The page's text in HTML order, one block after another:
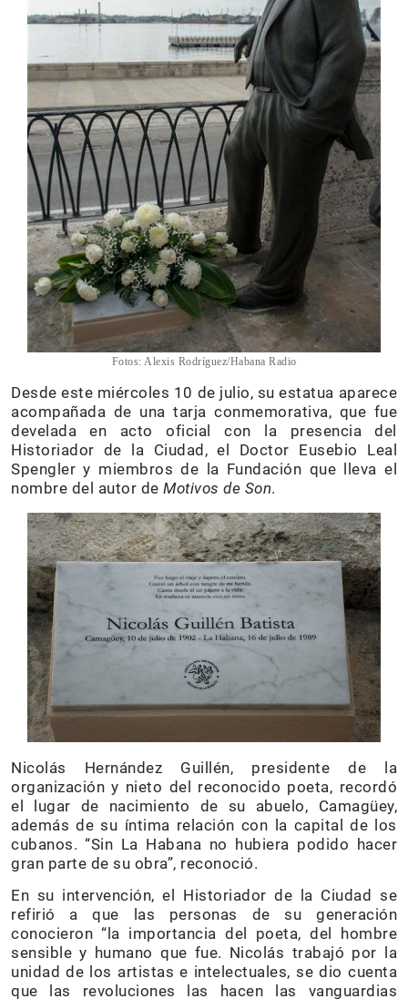
Fotos: Alexis Rodríguez/Habana Radio
Desde este miércoles 10 de julio, su estatua aparece
acompañada de una tarja conmemorativa, que fue
develada en acto oficial con la presencia del
Historiador de la Ciudad, el Doctor Eusebio Leal
Spengler y miembros de la Fundación que lleva el
nombre del autor de Motivos de Son.
Nicolás Hernández Guillén, presidente de la
organización y nieto del reconocido poeta, recordó
el lugar de nacimiento de su abuelo, Camagüey,
además de su íntima relación con la capital de los
cubanos. “Sin La Habana no hubiera podido hacer
gran parte de su obra”, reconoció.
En su intervención, el Historiador de la Ciudad se
refirió a que las personas de su generación
conocieron “la importancia del poeta, del hombre
sensible y humano que fue. Nicolás trabajó por la
unidad de los artistas e intelectuales, se dio cuenta
que las revoluciones las hacen las vanguardias